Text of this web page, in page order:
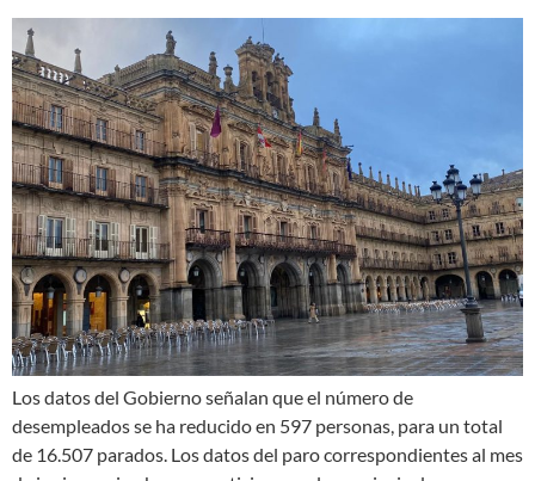
Los datos del Gobierno señalan que el número de
desempleados se ha reducido en 597 personas, para un total
de 16.507 parados. Los datos del paro correspondientes al mes